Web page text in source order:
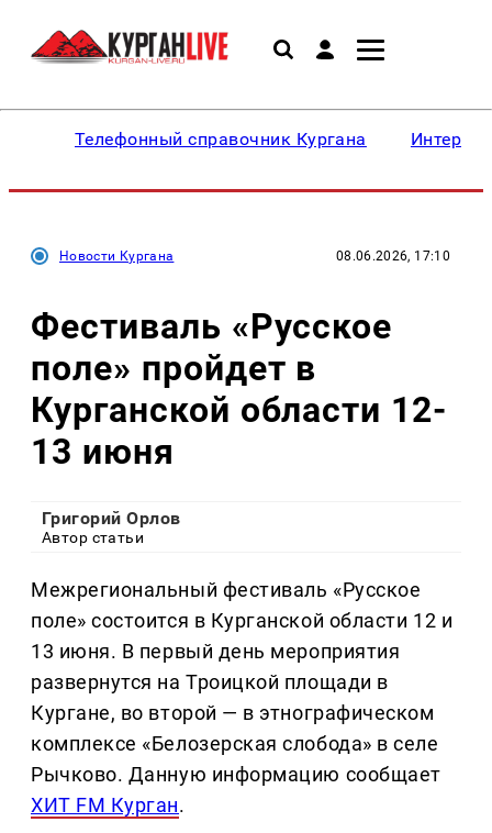
Телефонный справочник Кургана
Новости Кургана 08.06.2026, 17:10
Фестиваль «Русское
поле» пройдет в
Курганской области 12-
13 июня
Григорий Орлов
Автор статьи
Межрегиональный фестиваль «Русское
поле» состоится в Курганской области 12 и
13 июня. В первый день мероприятия
развернутся на Троицкой площади в
Кургане, во второй — в этнографическом
комплексе «Белозерская слобода» в селе
Рычково. Данную информацию сообщает
ХИТ FM Курган.